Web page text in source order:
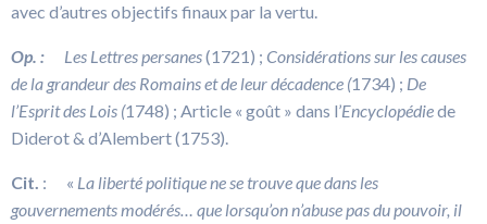
avec d’autres objectifs finaux par la vertu.
Op. : Les Lettres persanes(1721) ; Considérations sur les causes
de la grandeur des Romains et de leur décadence (1734) ; De
l’Esprit des Lois (1748) ; Article « goût » dans l’Encyclopédiede
Diderot & d’Alembert (1753).
Cit. : « La liberté politique ne se trouve que dans les
gouvernements modérés… que lorsqu’on n’abuse pas du pouvoir, il